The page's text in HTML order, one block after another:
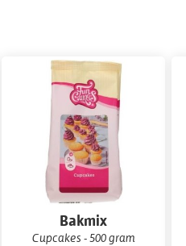
Bakmix
Cupcakes - 500 gram